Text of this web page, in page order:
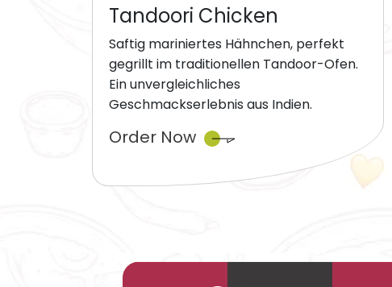
Tandoori Chicken
Saftig mariniertes Hähnchen, perfekt
gegrillt im traditionellen Tandoor-Ofen.
Ein unvergleichliches
Geschmackserlebnis aus Indien.
Order Now